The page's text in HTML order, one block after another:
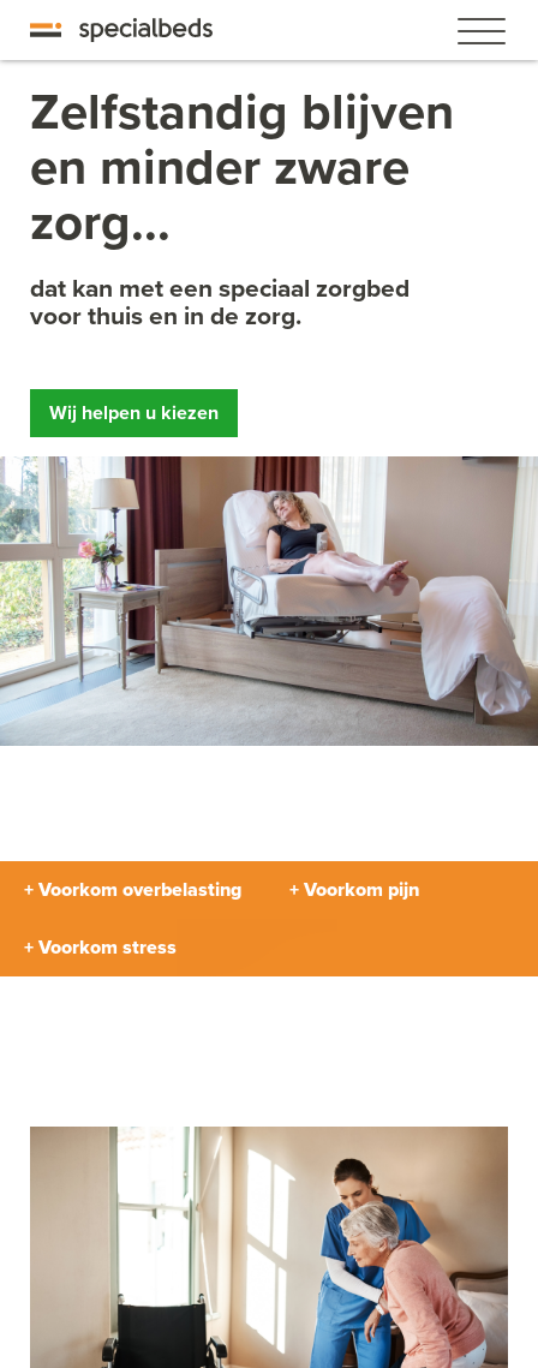
Zelfstandig blijven
en minder zware
zorg...
dat kan met een speciaal zorgbed
voor thuis en in de zorg.
Wij helpen u kiezen
+ Voorkom overbelasting + Voorkom pijn
+ Voorkom stress